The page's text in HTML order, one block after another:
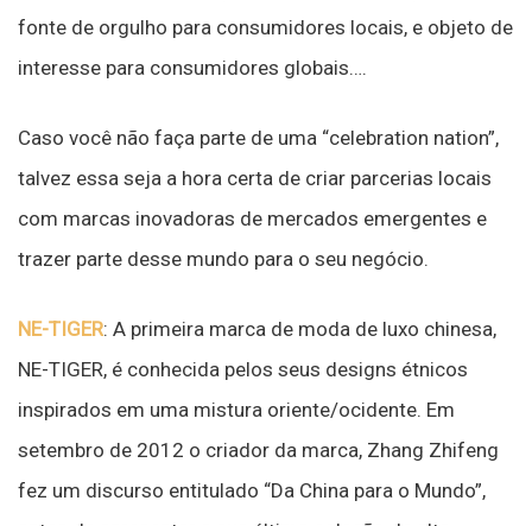
fonte de orgulho para consumidores locais, e objeto de
interesse para consumidores globais….
Caso você não faça parte de uma “celebration nation”,
talvez essa seja a hora certa de criar parcerias locais
com marcas inovadoras de mercados emergentes e
trazer parte desse mundo para o seu negócio.
NE-TIGER: A primeira marca de moda de luxo chinesa,
NE-TIGER, é conhecida pelos seus designs étnicos
inspirados em uma mistura oriente/ocidente. Em
setembro de 2012 o criador da marca, Zhang Zhifeng
fez um discurso entitulado “Da China para o Mundo”,